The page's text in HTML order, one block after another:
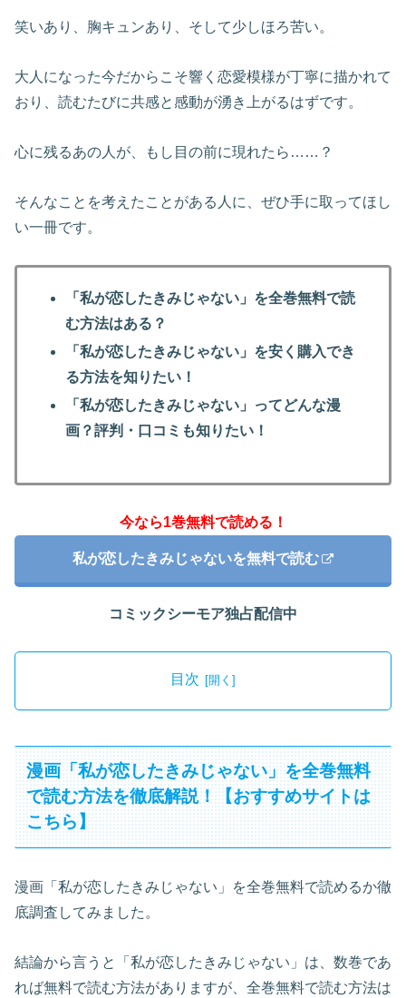
笑いあり、胸キュンあり、そして少しほろ苦い。
大人になった今だからこそ響く恋愛模様が丁寧に描かれて
おり、読むたびに共感と感動が湧き上がるはずです。
心に残るあの人が、もし目の前に現れたら……？
そんなことを考えたことがある人に、ぜひ手に取ってほし
い一冊です。
「私が恋したきみじゃない」を全巻無料で読
む方法はある？
「私が恋したきみじゃない」を安く購入でき
る方法を知りたい！
「私が恋したきみじゃない」ってどんな漫
画？評判・口コミも知りたい！
今なら1巻無料で読める！
私が恋したきみじゃないを無料で読む
コミックシーモア独占配信中
目次
漫画「私が恋したきみじゃない」を全巻無料
で読む方法を徹底解説！【おすすめサイトは
こちら】
漫画「私が恋したきみじゃない」を全巻無料で読めるか徹
底調査してみました。
結論から言うと「私が恋したきみじゃない」は、数巻であ
れば無料で読む方法がありますが、全巻無料で読む方法は